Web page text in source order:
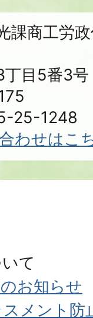
課商工労
丁目5番3号
25-1248
わせはこ
て
お知らせ
メント防